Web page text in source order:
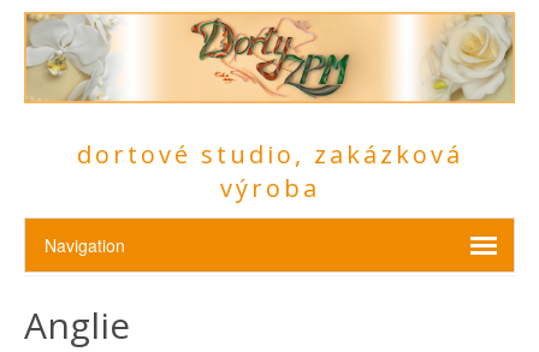
dortové studio, zakázková
výroba
Anglie